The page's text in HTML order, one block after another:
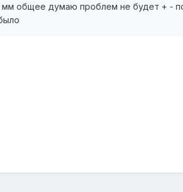
общее думаю проблем не будет + -